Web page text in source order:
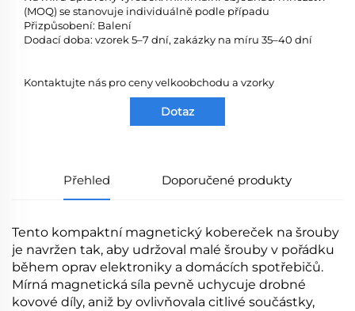
(MOQ) se stanovuje individuálně podle případu
Přizpůsobení: Balení
Dodací doba: vzorek 5–7 dní, zakázky na míru 35–40 dní
Kontaktujte nás pro ceny velkoobchodu a vzorky
Dotaz
Přehled Doporučené produkty
Tento kompaktní magnetický kobereček na šrouby
je navržen tak, aby udržoval malé šrouby v pořádku
během oprav elektroniky a domácích spotřebičů.
Mírná magnetická síla pevně uchycuje drobné
kovové díly, aniž by ovlivňovala citlivé součástky,